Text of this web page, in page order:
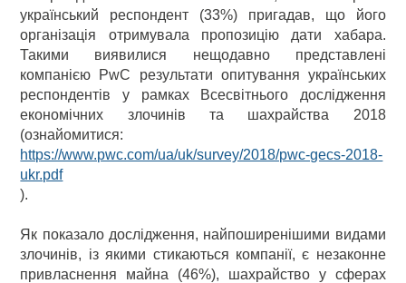
український респондент (33%) пригадав, що його
організація отримувала пропозицію дати хабара.
Такими виявилися нещодавно представлені
компанією PwC результати опитування українських
респондентів у рамках Всесвітнього дослідження
економічних злочинів та шахрайства 2018
(ознайомитися:
https://www.pwc.com/ua/uk/survey/2018/pwc-gecs-2018-
ukr.pdf
).
Як показало дослідження, найпоширенішими видами
злочинів, із якими стикаються компанії, є незаконне
привласнення майна (46%), шахрайство у сферах